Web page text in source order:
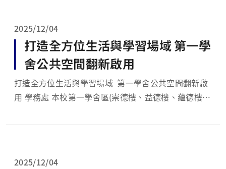
2025/12/04
打造全方位生活與學習場域 第一學
舍公共空間翻新啟用
打造全方位生活與學習場域 第一學舍公共空間翻新啟
用 學務處 本校第一學舍區(崇德樓、益德樓、蘊德樓)
秉持創辦人王永慶先生以「勤勞樸實」為校訓，及以
2025/12/04